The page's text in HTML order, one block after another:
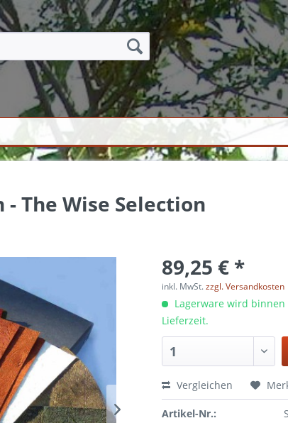
The Wise Selection
89,25 € *
inkl. MwSt.zzgl. Versandkosten
Lagerware wird binnen
Lieferzeit.
Vergleichen
Artikel-Nr.: